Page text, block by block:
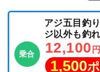
乗合
アジ五目釣
ジ以外も釣
12,100
1,500